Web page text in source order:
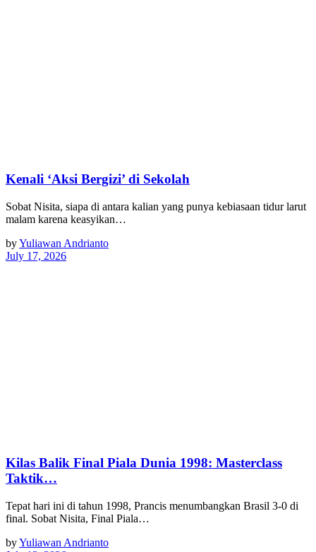
Kenali ‘Aksi Bergizi’ di Sekolah
Sobat Nisita, siapa di antara kalian yang punya kebiasaan tidur larut
malam karena keasyikan…
byYuliawan Andrianto
July 17, 2026
Kilas Balik Final Piala Dunia 1998: Masterclass
Taktik…
Tepat hari ini di tahun 1998, Prancis menumbangkan Brasil 3-0 di
final. Sobat Nisita, ​Final Piala…
byYuliawan Andrianto